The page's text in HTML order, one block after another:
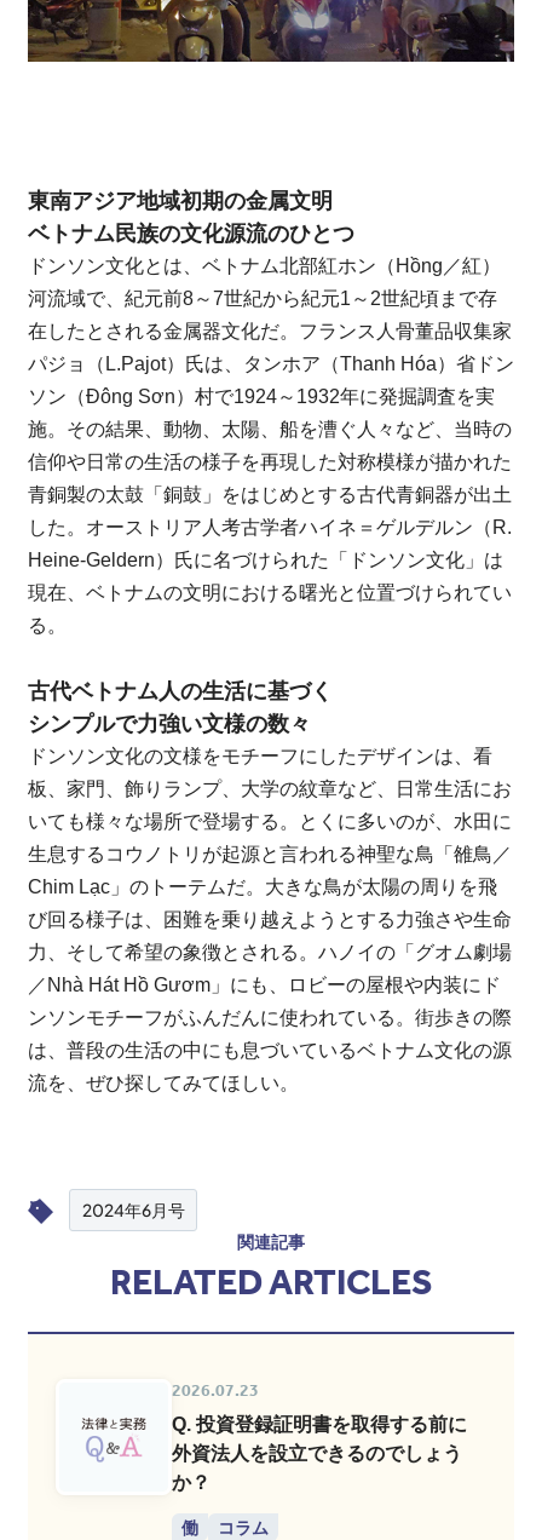
東南アジア地域初期の金属文明
ベトナム民族の文化源流のひとつ
ドンソン文化とは、ベトナム北部紅ホン（Hồng／紅）
河流域で、紀元前8～7世紀から紀元1～2世紀頃まで存
在したとされる金属器文化だ。フランス人骨董品収集家
パジョ（L.Pajot）氏は、タンホア（Thanh Hóa）省ドン
ソン（Đông Sơn）村で1924～1932年に発掘調査を実
施。その結果、動物、太陽、船を漕ぐ人々など、当時の
信仰や日常の生活の様子を再現した対称模様が描かれた
青銅製の太鼓「銅鼓」をはじめとする古代青銅器が出土
した。オーストリア人考古学者ハイネ＝ゲルデルン（R.
Heine-Geldern）氏に名づけられた「ドンソン文化」は
現在、ベトナムの文明における曙光と位置づけられてい
る。
古代ベトナム人の生活に基づく
シンプルで力強い文様の数々
ドンソン文化の文様をモチーフにしたデザインは、看
板、家門、飾りランプ、大学の紋章など、日常生活にお
いても様々な場所で登場する。とくに多いのが、水田に
生息するコウノトリが起源と言われる神聖な鳥「雒鳥／
Chim Lạc」のトーテムだ。大きな鳥が太陽の周りを飛
び回る様子は、困難を乗り越えようとする力強さや生命
力、そして希望の象徴とされる。ハノイの「グオム劇場
／Nhà Hát Hồ Gươm」にも、ロビーの屋根や内装にド
ンソンモチーフがふんだんに使われている。街歩きの際
は、普段の生活の中にも息づいているベトナム文化の源
流を、ぜひ探してみてほしい。
2024年6月号
関連記事
RELATED ARTICLES
2026.07.23
Q. 投資登録証明書を取得する前に
外資法人を設立できるのでしょう
か？
働 コラム